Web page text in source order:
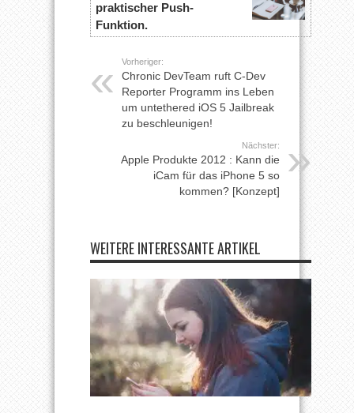
praktischer Push-
Funktion.
Vorheriger:
Chronic DevTeam ruft C-Dev
Reporter Programm ins Leben
um untethered iOS 5 Jailbreak
zu beschleunigen!
Nächster:
Apple Produkte 2012 : Kann die
iCam für das iPhone 5 so
kommen? [Konzept]
WEITERE INTERESSANTE ARTIKEL